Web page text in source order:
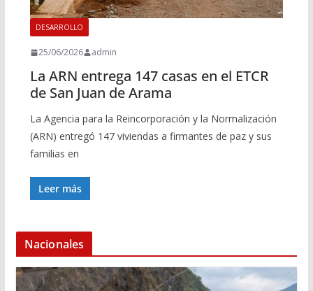
DESARROLLO
25/06/2026 admin
La ARN entrega 147 casas en el ETCR
de San Juan de Arama
La Agencia para la Reincorporación y la Normalización
(ARN) entregó 147 viviendas a firmantes de paz y sus
familias en
Leer más
Nacionales